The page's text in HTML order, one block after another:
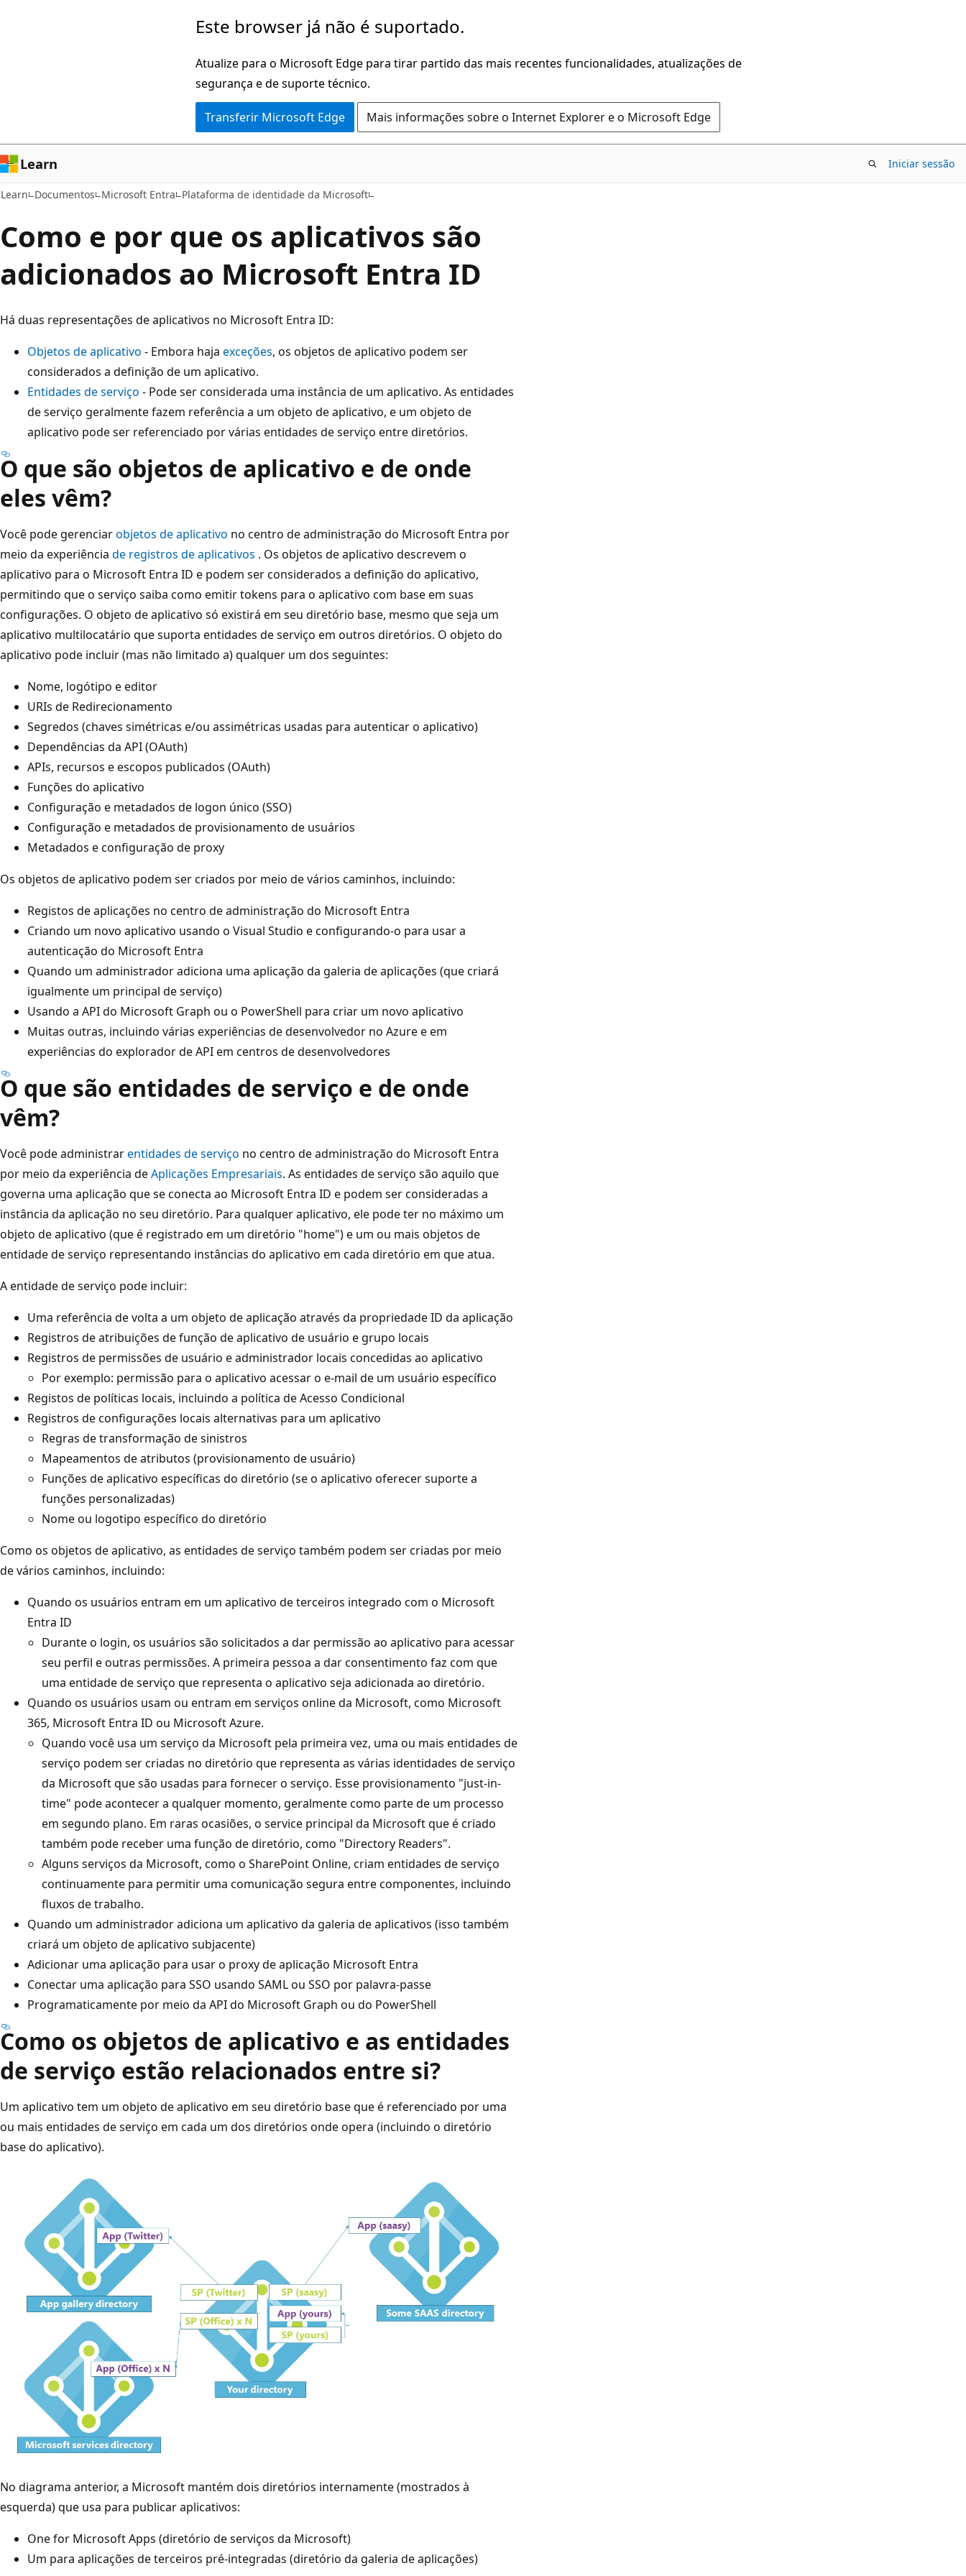
Este browser já não é suportado.
Atualize para o Microsoft Edge para tirar partido das mais recentes funcionalidades, atualizações de
segurança e de suporte técnico.
Transferir Microsoft Edge Mais informações sobre o Internet Explorer e o Microsoft Edge
Learn Iniciar sessão
Learn Documentos Microsoft Entra Plataforma de identidade da Microsoft
Como e por que os aplicativos são
adicionados ao Microsoft Entra ID
Há duas representações de aplicativos no Microsoft Entra ID:
Objetos de aplicativo - Embora haja exceções, os objetos de aplicativo podem ser
considerados a definição de um aplicativo.
Entidades de serviço - Pode ser considerada uma instância de um aplicativo. As entidades
de serviço geralmente fazem referência a um objeto de aplicativo, e um objeto de
aplicativo pode ser referenciado por várias entidades de serviço entre diretórios.
O que são objetos de aplicativo e de onde
eles vêm?
Você pode gerenciarobjetos de aplicativo no centro de administração do Microsoft Entra por
meio da experiência de registros de aplicativos . Os objetos de aplicativo descrevem o
aplicativo para o Microsoft Entra ID e podem ser considerados a definição do aplicativo,
permitindo que o serviço saiba como emitir tokens para o aplicativo com base em suas
configurações. O objeto de aplicativo só existirá em seu diretório base, mesmo que seja um
aplicativo multilocatário que suporta entidades de serviço em outros diretórios. O objeto do
aplicativo pode incluir (mas não limitado a) qualquer um dos seguintes:
Nome, logótipo e editor
URIs de Redirecionamento
Segredos (chaves simétricas e/ou assimétricas usadas para autenticar o aplicativo)
Dependências da API (OAuth)
APIs, recursos e escopos publicados (OAuth)
Funções do aplicativo
Configuração e metadados de logon único (SSO)
Configuração e metadados de provisionamento de usuários
Metadados e configuração de proxy
Os objetos de aplicativo podem ser criados por meio de vários caminhos, incluindo:
Registos de aplicações no centro de administração do Microsoft Entra
Criando um novo aplicativo usando o Visual Studio e configurando-o para usar a
autenticação do Microsoft Entra
Quando um administrador adiciona uma aplicação da galeria de aplicações (que criará
igualmente um principal de serviço)
Usando a API do Microsoft Graph ou o PowerShell para criar um novo aplicativo
Muitas outras, incluindo várias experiências de desenvolvedor no Azure e em
experiências do explorador de API em centros de desenvolvedores
O que são entidades de serviço e de onde
vêm?
Você pode administrarentidades de serviço no centro de administração do Microsoft Entra
por meio da experiência deAplicações Empresariais. As entidades de serviço são aquilo que
governa uma aplicação que se conecta ao Microsoft Entra ID e podem ser consideradas a
instância da aplicação no seu diretório. Para qualquer aplicativo, ele pode ter no máximo um
objeto de aplicativo (que é registrado em um diretório "home") e um ou mais objetos de
entidade de serviço representando instâncias do aplicativo em cada diretório em que atua.
A entidade de serviço pode incluir:
Uma referência de volta a um objeto de aplicação através da propriedade ID da aplicação
Registros de atribuições de função de aplicativo de usuário e grupo locais
Registros de permissões de usuário e administrador locais concedidas ao aplicativo
Por exemplo: permissão para o aplicativo acessar o e-mail de um usuário específico
Registos de políticas locais, incluindo a política de Acesso Condicional
Registros de configurações locais alternativas para um aplicativo
Regras de transformação de sinistros
Mapeamentos de atributos (provisionamento de usuário)
Funções de aplicativo específicas do diretório (se o aplicativo oferecer suporte a
funções personalizadas)
Nome ou logotipo específico do diretório
Como os objetos de aplicativo, as entidades de serviço também podem ser criadas por meio
de vários caminhos, incluindo:
Quando os usuários entram em um aplicativo de terceiros integrado com o Microsoft
Entra ID
Durante o login, os usuários são solicitados a dar permissão ao aplicativo para acessar
seu perfil e outras permissões. A primeira pessoa a dar consentimento faz com que
uma entidade de serviço que representa o aplicativo seja adicionada ao diretório.
Quando os usuários usam ou entram em serviços online da Microsoft, como Microsoft
365, Microsoft Entra ID ou Microsoft Azure.
Quando você usa um serviço da Microsoft pela primeira vez, uma ou mais entidades de
serviço podem ser criadas no diretório que representa as várias identidades de serviço
da Microsoft que são usadas para fornecer o serviço. Esse provisionamento "just-in-
time" pode acontecer a qualquer momento, geralmente como parte de um processo
em segundo plano. Em raras ocasiões, o service principal da Microsoft que é criado
também pode receber uma função de diretório, como "Directory Readers".
Alguns serviços da Microsoft, como o SharePoint Online, criam entidades de serviço
continuamente para permitir uma comunicação segura entre componentes, incluindo
fluxos de trabalho.
Quando um administrador adiciona um aplicativo da galeria de aplicativos (isso também
criará um objeto de aplicativo subjacente)
Adicionar uma aplicação para usar o proxy de aplicação Microsoft Entra
Conectar uma aplicação para SSO usando SAML ou SSO por palavra-passe
Programaticamente por meio da API do Microsoft Graph ou do PowerShell
Como os objetos de aplicativo e as entidades
de serviço estão relacionados entre si?
Um aplicativo tem um objeto de aplicativo em seu diretório base que é referenciado por uma
ou mais entidades de serviço em cada um dos diretórios onde opera (incluindo o diretório
base do aplicativo).
No diagrama anterior, a Microsoft mantém dois diretórios internamente (mostrados à
esquerda) que usa para publicar aplicativos:
One for Microsoft Apps (diretório de serviços da Microsoft)
Um para aplicações de terceiros pré-integradas (diretório da galeria de aplicações)